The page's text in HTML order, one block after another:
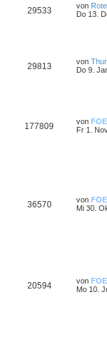
29533 von
Do 13.
29813 von
Do 9.
177809 von FOE
Fr 1.
36570 von FOE
Mi 30.
20594 von FOE
Mo 10.